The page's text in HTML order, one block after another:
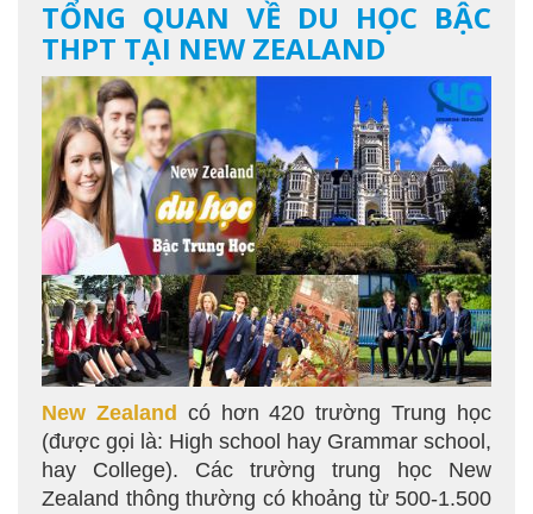
TỔNG QUAN VỀ DU HỌC BẬC
THPT TẠI NEW ZEALAND
New Zealand có hơn 420 trường Trung học
(được gọi là: High school hay Grammar school,
hay College). Các trường trung học New
Zealand thông thường có khoảng từ 500-1.500